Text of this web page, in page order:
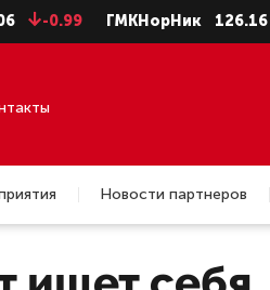
ГМКНорНик 126.16 -1.16
Новости партнеров